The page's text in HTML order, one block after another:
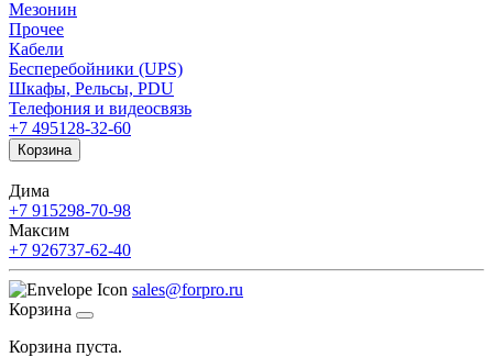
Мезонин
Прочее
Кабели
Бесперебойники (UPS)
Шкафы, Рельсы, PDU
Телефония и видеосвязь
+7 495128-32-60
Корзина
Дима
+7 915298-70-98
Максим
+7 926737-62-40
sales@forpro.ru
Корзина
Корзина пуста.